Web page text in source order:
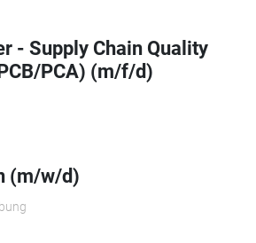
- Supply Chain Quality
PCA) (m/f/d)
(m/w/d)